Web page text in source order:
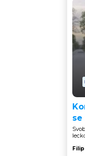
se